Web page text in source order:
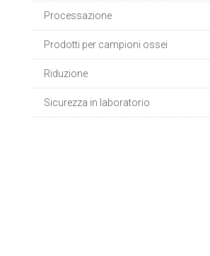
Processazione
Prodotti per campioni ossei
Riduzione
Sicurezza in laboratorio